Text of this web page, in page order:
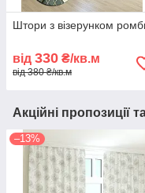
Штори з візерунком
від 330 ₴/кв.м
від 380 ₴/кв.м
Акційні пропозиції
–13%